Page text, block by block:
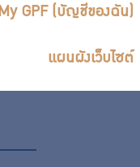
My GPF (บัญชีของฉัน)
แผนผังเว็บไซต์